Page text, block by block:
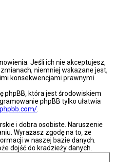
Jeśli ich nie akceptujesz,
niemniej wskazane jest,
konsekwencjami prawnymi.
phpBB, która jest środowiskiem
phpBB tylko ułatwia
i dobra osobiste. Naruszenie
Wyrażasz zgodę na to, że
w naszej bazie danych.
dojść do kradzieży danych.